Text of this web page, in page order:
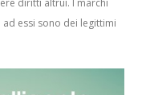
diritti altrui. I marchi
essi sono dei legittimi